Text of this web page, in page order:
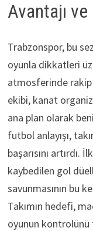
Avantajı
Trabzonspor, bu
oyunla dikkatleri
atmosferinde rakip
ekibi, kanat
ana plan olarak
futbol anlayışı,
başarısını artırdı.
kaybedilen gol
savunmasının bu
Takımın hedefi,
oyunun